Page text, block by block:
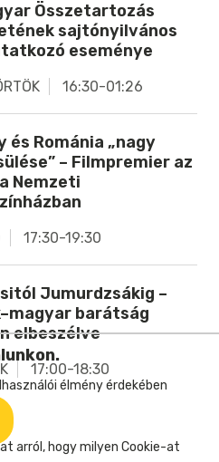
Összetartozás
sajtónyilvános
eseménye
16:30-01:26
és Románia „nagy
– Filmpremier az
Nemzeti
17:30-19:30
Jumurdzsákig –
barátság
elbeszélve
17:00-18:30
élmény érdekében
arról, hogy milyen Cookie-at